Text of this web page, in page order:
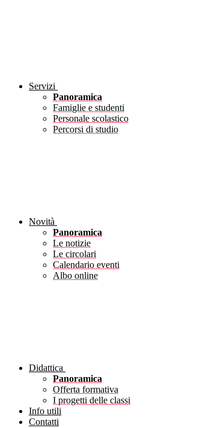
Servizi
Panoramica
Famiglie e studenti
Personale scolastico
Percorsi di studio
Novità
Panoramica
Le notizie
Le circolari
Calendario eventi
Albo online
Didattica
Panoramica
Offerta formativa
I progetti delle classi
Info utili
Contatti